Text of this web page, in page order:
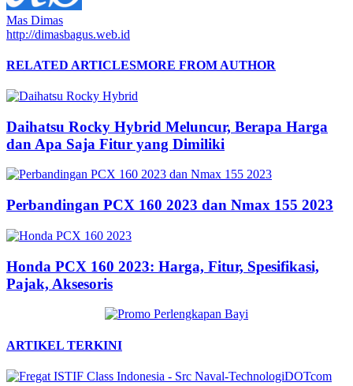
Mas Dimas
http://dimasbagus.web.id
RELATED ARTICLESMORE FROM AUTHOR
Daihatsu Rocky Hybrid Meluncur, Berapa Harga
dan Apa Saja Fitur yang Dimiliki
Perbandingan PCX 160 2023 dan Nmax 155 2023
Honda PCX 160 2023: Harga, Fitur, Spesifikasi,
Pajak, Aksesoris
ARTIKEL TERKINI